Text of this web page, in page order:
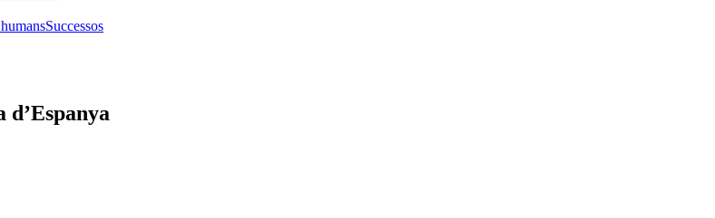
Successos